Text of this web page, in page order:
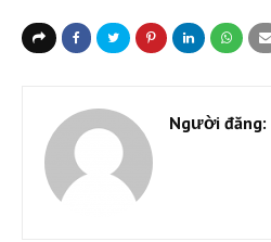
Người đăng: